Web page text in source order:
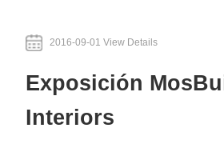
2016-09-01 View Details
Exposición
Interiors